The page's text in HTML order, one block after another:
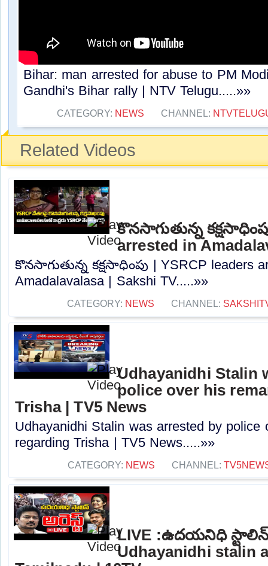
Bihar: man arrested for abuse to PM
Gandhi's Bihar rally | NTV Telugu.....»»
CATEGORY: NEWS CHANNEL:
Related Videos
కొనసాగుతున్న
arrested in
కొనసాగుతున్న కక్షసాధింపు | YSRCP leaders
Amadalavalasa | Sakshi TV.....»»
CATEGORY: NEWS CHANNEL:
Udhayanidhi Stalin
police over his
Trisha | TV5 News
Udhayanidhi Stalin was arrested by police
regarding Trisha | TV5 News.....»»
CATEGORY: NEWS CHANNEL:
LIVE :ఉదయనిధి స్టాలిన్
Udhayanidhi stalin